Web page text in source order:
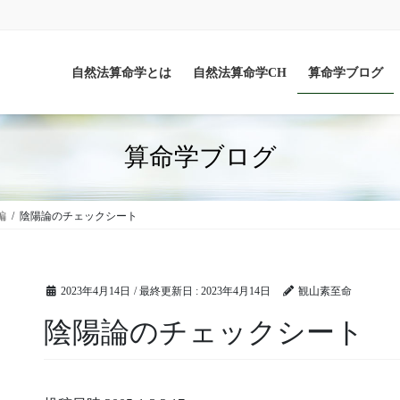
自然法算命学とは 自然法算命学CH 算命学ブログ
算命学ブログ
陰陽論のチェックシート
2023年4月14日 / 最終更新日 : 2023年4月14日 観山素至命
陰陽論のチェックシート